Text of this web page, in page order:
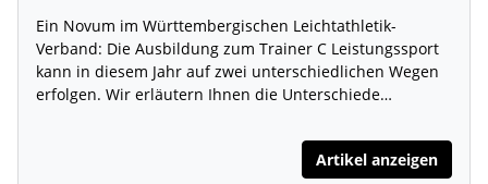
Ein Novum im Württembergischen Leichtathletik-
Verband: Die Ausbildung zum Trainer C Leistungssport
kann in diesem Jahr auf zwei unterschiedlichen Wegen
erfolgen. Wir erläutern Ihnen die Unterschiede…
Artikel anzeigen